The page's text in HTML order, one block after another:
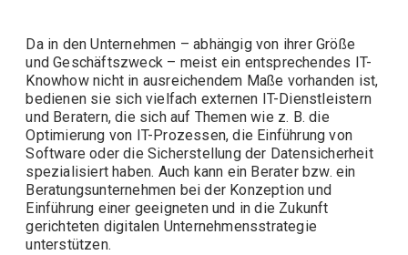
Da in den Unternehmen – abhängig von ihrer Größe
und Geschäftszweck – meist ein entsprechendes IT-
Knowhow nicht in ausreichendem Maße vorhanden ist,
bedienen sie sich vielfach externen IT-Dienstleistern
und Beratern, die sich auf Themen wie z. B. die
Optimierung von IT-Prozessen, die Einführung von
Software oder die Sicherstellung der Datensicherheit
spezialisiert haben. Auch kann ein Berater bzw. ein
Beratungsunternehmen bei der Konzeption und
Einführung einer geeigneten und in die Zukunft
gerichteten digitalen Unternehmensstrategie
unterstützen.